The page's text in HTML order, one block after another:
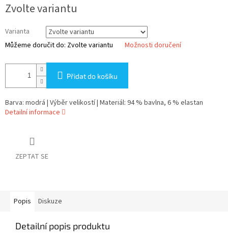
cena:
Zvolte variantu
Varianta
Můžeme doručit do: Zvolte variantu Možnosti doručení
Přidat do košíku
Barva: modrá | Výběr velikostí | Materiál: 94 % bavlna, 6 % elastan
Detailní informace
ZEPTAT SE
Popis Diskuze
Detailní popis produktu